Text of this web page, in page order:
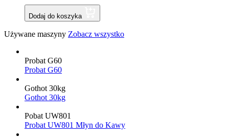
Dodaj do koszyka
Używane maszyny Zobacz wszystko
Probat G60
Probat G60
Gothot 30kg
Gothot 30kg
Pobat UW801
Probat UW801 Młyn do Kawy